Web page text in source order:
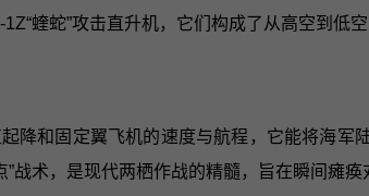
蝰蛇”攻击直升机，它们构成了从高空到低空
降和固定翼飞机的速度与航程，它能将海
战术，是现代两栖作战的精髓，旨在瞬间瘫痪